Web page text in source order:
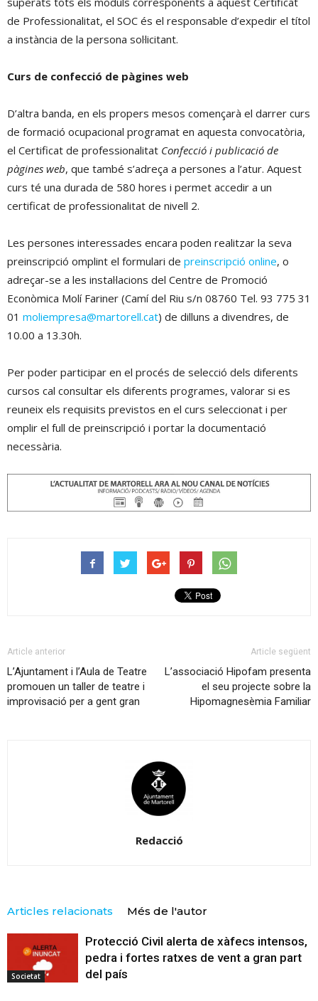
de Professionalitat, el SOC és el responsable d’expedir el títol
a instància de la persona sol·licitant.
Curs de confecció de pàgines web
D’altra banda, en els propers mesos començarà el darrer curs
de formació ocupacional programat en aquesta convocatòria,
el Certificat de professionalitat Confecció i publicació de
pàgines web, que també s’adreça a persones a l’atur. Aquest
curs té una durada de 580 hores i permet accedir a un
certificat de professionalitat de nivell 2.
Les persones interessades encara poden realitzar la seva
preinscripció omplint el formulari de preinscripció online, o
adreçar-se a les instal·lacions del Centre de Promoció
Econòmica Molí Fariner (Camí del Riu s/n 08760 Tel. 93 775 31
01 moliempresa@martorell.cat) de dilluns a divendres, de
10.00 a 13.30h.
Per poder participar en el procés de selecció dels diferents
cursos cal consultar els diferents programes, valorar si es
reuneix els requisits previstos en el curs seleccionat i per
omplir el full de preinscripció i portar la documentació
necessària.
Article anterior
L’Ajuntament i l’Aula de Teatre
promouen un taller de teatre i
improvisació per a gent gran
Article següent
L’associació Hipofam presenta
el seu projecte sobre la
Hipomagnesèmia Familiar
Redacció
Articles relacionats Més de l'autor
Societat
Protecció Civil alerta de xàfecs intensos,
pedra i fortes ratxes de vent a gran part
del país